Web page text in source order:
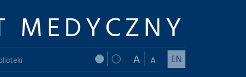
MEDYCZNY
A A EN